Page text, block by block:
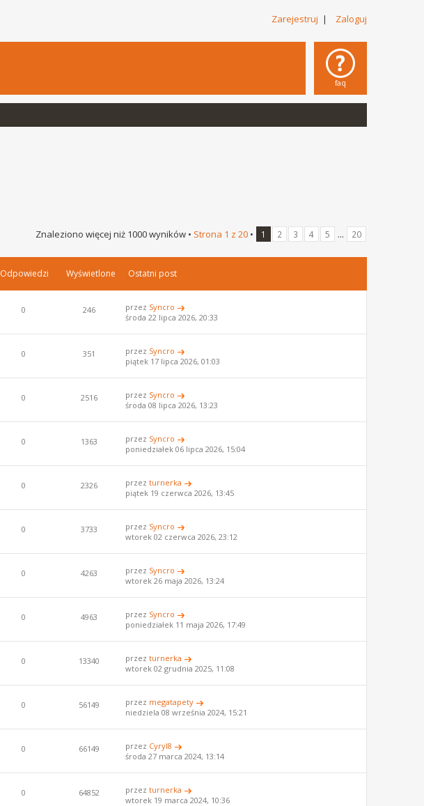
Zarejestruj | Zaloguj
faq
Znaleziono więcej niż 1000 wyników • Strona 1 z 20 • 1 2 3 4 5 ... 20
Odpowiedzi Wyświetlone Ostatni post
0 246 przez Syncro
środa 22 lipca 2026, 20:33
0 351 przez Syncro
piątek 17 lipca 2026, 01:03
0 2516 przez Syncro
środa 08 lipca 2026, 13:23
0 1363 przez Syncro
poniedziałek 06 lipca 2026, 15:04
0 2326 przezturnerka
piątek 19 czerwca 2026, 13:45
0 3733 przez Syncro
wtorek 02 czerwca 2026, 23:12
0 4263 przez Syncro
wtorek 26 maja 2026, 13:24
0 4963 przez Syncro
poniedziałek 11 maja 2026, 17:49
0 13340 przezturnerka
wtorek 02 grudnia 2025, 11:08
0 56149 przez megatapety
niedziela 08 września 2024, 15:21
0 66149 przez Cyryl8
środa 27 marca 2024, 13:14
0 64852 przezturnerka
wtorek 19 marca 2024, 10:36